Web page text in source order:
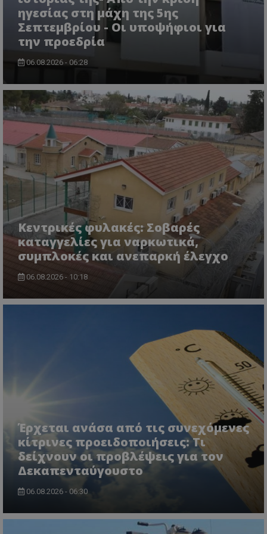
ηγεσίας στη μάχη της 5ης
Σεπτεμβρίου - Οι υποψήφιοι για
την προεδρία
06.08.2026 - 06:28
Κεντρικές φυλακές: Σοβαρές
καταγγελίες για ναρκωτικά,
συμπλοκές και ανεπαρκή έλεγχο
06.08.2026 - 10:18
Έρχεται ανάσα από τις συνεχόμενες
κίτρινες προειδοποιήσεις: Τι
δείχνουν οι προβλέψεις για τον
Δεκαπενταύγουστο
06.08.2026 - 06:30
usprivacy
.lifenewscy.tothemaonline.com
ASP.NET_SessionId
Microsoft Corporation